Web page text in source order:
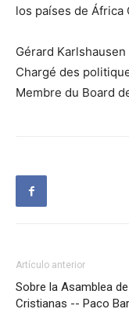
los países de África
Gérard Karlshausen
Chargé des
Membre du Board
Artículo anterior
Sobre la Asamblea
Cristianas -- Paco